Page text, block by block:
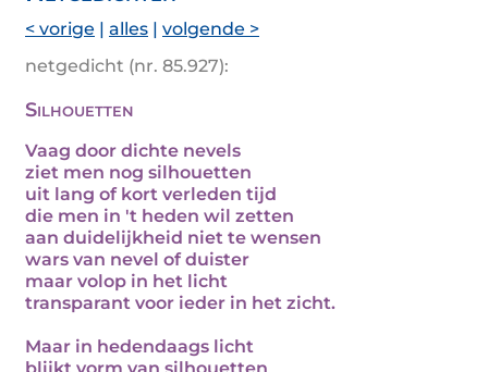
< vorige | alles | volgende >
netgedicht (nr. 85.927):
Silhouetten
Vaag door dichte nevels
ziet men nog silhouetten
uit lang of kort verleden tijd
die men in 't heden wil zetten
aan duidelijkheid niet te wensen
wars van nevel of duister
maar volop in het licht
transparant voor ieder in het zicht.
Maar in hedendaags licht